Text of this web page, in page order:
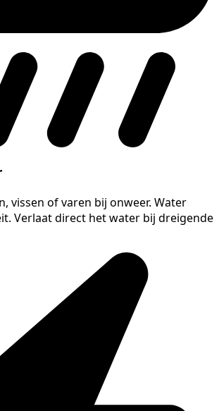
vissen of varen bij onweer. Water
Verlaat direct het water bij dreigende